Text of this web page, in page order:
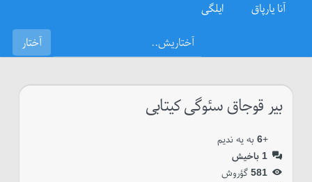
آنا یارپاق ایلگی
بیر قوجاق سئوگی کیتابی
+
6به یه ندیم
1 باخیش
581گؤروش